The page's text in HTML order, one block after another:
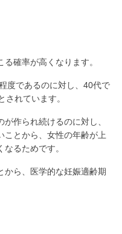
確率が高くなります。
度であるのに対し、40代で
れています。
作られ続けるのに対し、
ことから、女性の年齢が上
るためです。
から、医学的な妊娠適齢期